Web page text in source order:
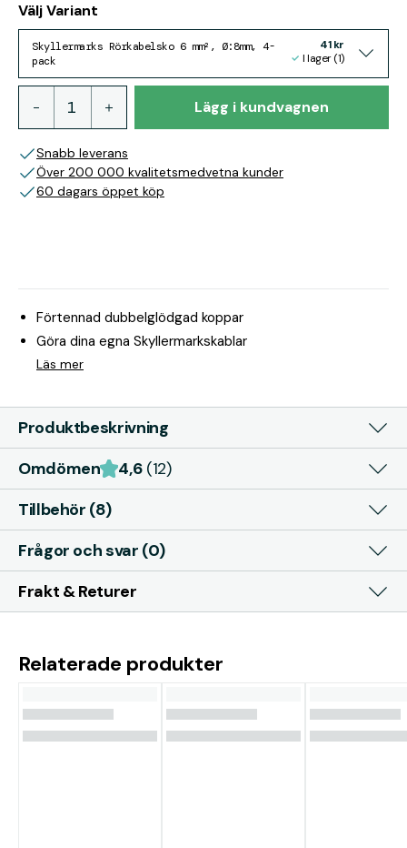
Välj Variant
Skyllermarks Rörkabelsko 6 mm², Ø:8mm, 4-
pack
41 kr
I lager (1)
Lägg i kundvagnen
Snabb leverans
Över 200 000 kvalitetsmedvetna kunder
60 dagars öppet köp
Förtennad dubbelglödgad koppar
Göra dina egna Skyllermarkskablar
Läs mer
Produktbeskrivning
Omdömen
4,6 (12)
Tillbehör (8)
Frågor och svar (0)
Frakt & Returer
Relaterade produkter